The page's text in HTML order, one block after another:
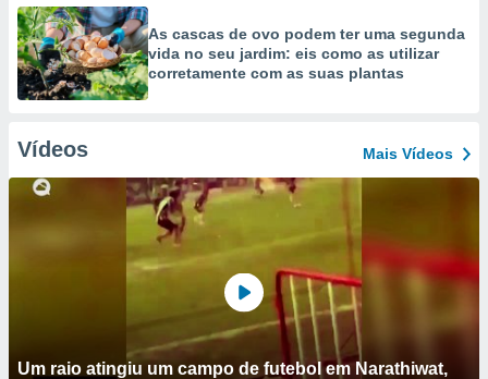
As cascas de ovo podem ter uma segunda
vida no seu jardim: eis como as utilizar
corretamente com as suas plantas
Vídeos Mais Vídeos
Um raio atingiu um campo de futebol em Narathiwat,